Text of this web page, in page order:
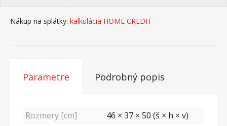
Nákup na splátky: kalkulácia HOME CREDIT
Parametre Podrobný popis
Rozmery [cm]
46 × 37 × 50 (š × h × v)